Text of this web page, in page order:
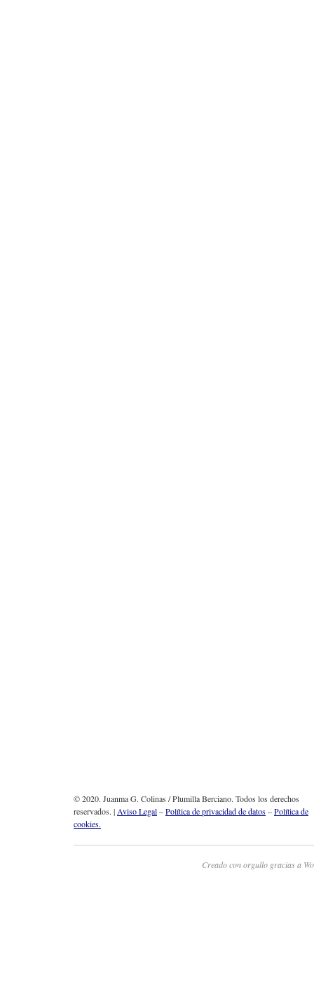
© 2020. Juanma G. Colinas / Plumilla Berciano. Todos los derechos
reservados. |Aviso Legal–Política de privacidad de datos–Política de
cookies.
Creado con orgullo gracias a